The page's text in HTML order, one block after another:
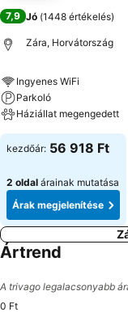
7,9 Jó (1448 értékelés)
Zára, Horvátország
Ingyenes WiFi
Parkoló
Háziállat megengedett
kezdőár: 56 918 Ft
2 oldal árainak mutatása
Árak megjelenítése
Ártrend
A trivago legalacsonyabb
0 Ft